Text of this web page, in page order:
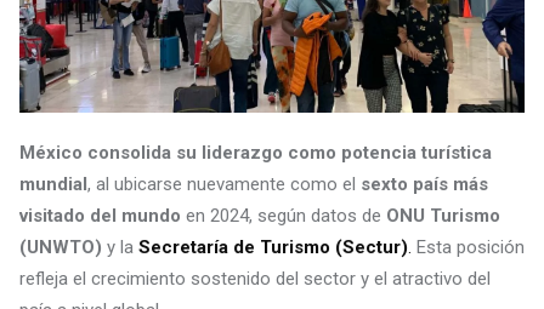
México consolida su liderazgo como potencia turística
mundial, al ubicarse nuevamente como el sexto país más
visitado del mundo en 2024, según datos de ONU Turismo
(UNWTO) y la Secretaría de Turismo (Sectur). Esta posición
refleja el crecimiento sostenido del sector y el atractivo del